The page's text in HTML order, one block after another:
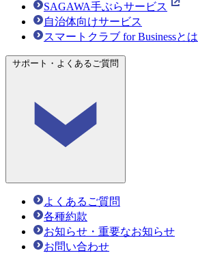
SAGAWA手ぶらサービス
自治体向けサービス
スマートクラブ for Businessとは
サポート・よくあるご質問
よくあるご質問
各種約款
お知らせ・重要なお知らせ
お問い合わせ